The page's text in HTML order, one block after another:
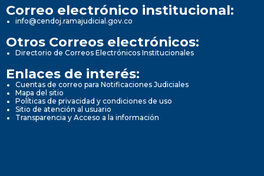
Correo electrónico institucional:
info@cendoj.ramajudicial.gov.co
Otros Correos electrónicos:
Directorio de Correos Electrónicos Institucionales
Enlaces de interés:
Cuentas de correo para Notificaciones Judiciales
Mapa del sitio
Políticas de privacidad y condiciones de uso
Sitio de atención al usuario
Transparencia y Acceso a la información